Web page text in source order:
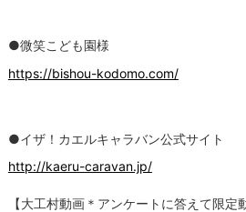
●微笑こども園様
https://bishou-kodomo.com/
●イザ！カエルキャラバン公式サイト
http://kaeru-caravan.jp/
【大工村動画＊アンケートに答えて限定